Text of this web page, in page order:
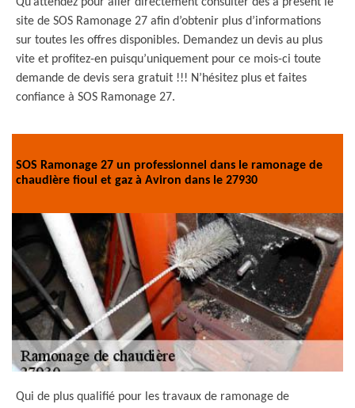
site de SOS Ramonage 27 afin d’obtenir plus d’informations
sur toutes les offres disponibles. Demandez un devis au plus
vite et profitez-en puisqu’uniquement pour ce mois-ci toute
demande de devis sera gratuit !!! N’hésitez plus et faites
confiance à SOS Ramonage 27.
SOS Ramonage 27 un professionnel dans le ramonage de
chaudière fioul et gaz à Aviron dans le 27930
Qui de plus qualifié pour les travaux de ramonage de